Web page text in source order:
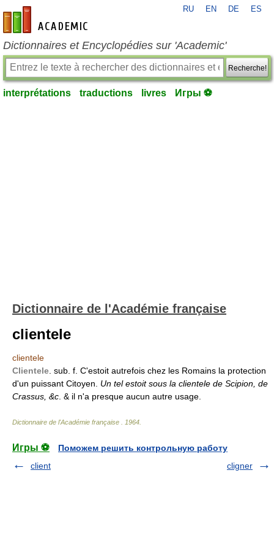
fr-academic.com
RU EN DE ES
Dictionnaires et Encyclopédies sur 'Academic'
Recherche!
interprétations traductions livres Игры ⚽
Dictionnaire de l'Académie française
clientele
clientele
Clientele . sub. f. C'estoit autrefois chez les Romains la protection
d'un puissant Citoyen. Un tel estoit sous la clientele de Scipion, de
Crassus, &c . & il n'a presque aucun autre usage.
Dictionnaire de l'Académie française 1964
Игры ⚽
Поможем решить контрольную работу
client
cligner